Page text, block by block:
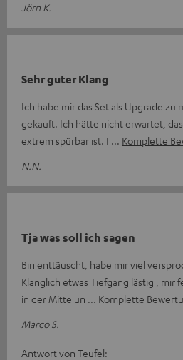
Jörn K.
Sehr guter Klang
Ich habe mir das Set als Upgrade zu
gekauft. Ich hätte nicht erwartet,
extrem spürbar ist. I
Komplette
N.N.
Tja was soll ich sagen
Bin enttäuscht, habe mir viel
Klanglich etwas Tiefgang lästig , mir
in der Mitte un
Komplette
Marco S.
Antwort von Teufel: